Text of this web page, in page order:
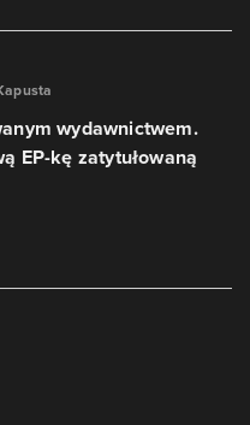
wydawnictwem.
EP-kę zatytułowaną